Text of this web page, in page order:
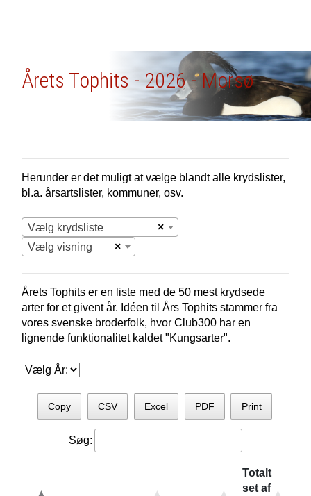
Årets Tophits - 2026 - Morsø
Herunder er det muligt at vælge blandt alle krydslister,
bl.a. årsartslister, kommuner, osv.
×
Vælg krydsliste
×
Vælg visning
Årets Tophits er en liste med de 50 mest krydsede
arter for et givent år. Idéen til Års Tophits stammer fra
vores svenske broderfolk, hvor Club300 har en
lignende funktionalitet kaldet "Kungsarter".
Copy CSV Excel PDF Print
Søg:
Totalt
set af